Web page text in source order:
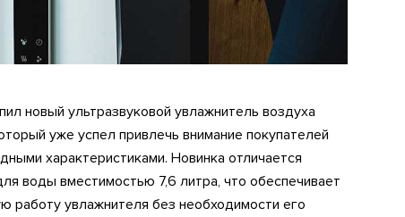
новый ультразвуковой увлажнитель воздуха
уже успел привлечь внимание покупателей
характеристиками. Новинка отличается
воды вместимостью 7,6 литра, что обеспечивает
работу увлажнителя без необходимости его